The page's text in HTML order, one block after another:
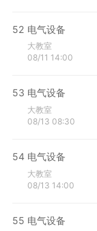
52 电气设备
大教室
08/11 14:00
53 电气设备
大教室
08/13 08:30
54 电气设备
大教室
08/13 14:00
55 电气设备